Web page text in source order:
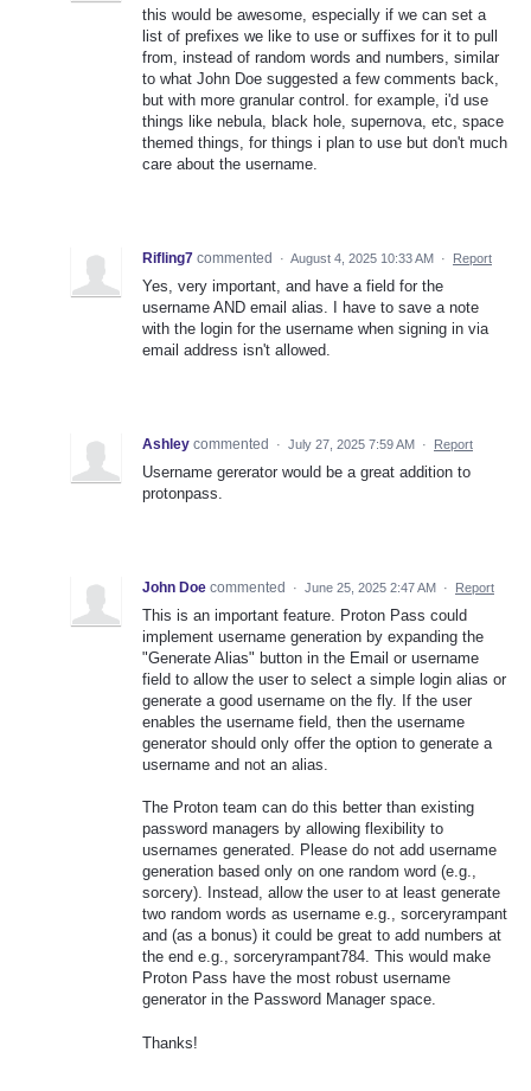
this would be awesome, especially if we can set a
list of prefixes we like to use or suffixes for it to pull
from, instead of random words and numbers, similar
to what John Doe suggested a few comments back,
but with more granular control. for example, i'd use
things like nebula, black hole, supernova, etc, space
themed things, for things i plan to use but don't much
care about the username.
Rifling7 commented · August 4, 2025 10:33 AM · Report
Yes, very important, and have a field for the
username AND email alias. I have to save a note
with the login for the username when signing in via
email address isn't allowed.
Ashley commented · July 27, 2025 7:59 AM · Report
Username gererator would be a great addition to
protonpass.
John Doe commented · June 25, 2025 2:47 AM · Report
This is an important feature. Proton Pass could
implement username generation by expanding the
"Generate Alias" button in the Email or username
field to allow the user to select a simple login alias or
generate a good username on the fly. If the user
enables the username field, then the username
generator should only offer the option to generate a
username and not an alias.
The Proton team can do this better than existing
password managers by allowing flexibility to
usernames generated. Please do not add username
generation based only on one random word (e.g.,
sorcery). Instead, allow the user to at least generate
two random words as username e.g., sorceryrampant
and (as a bonus) it could be great to add numbers at
the end e.g., sorceryrampant784. This would make
Proton Pass have the most robust username
generator in the Password Manager space.
Thanks!